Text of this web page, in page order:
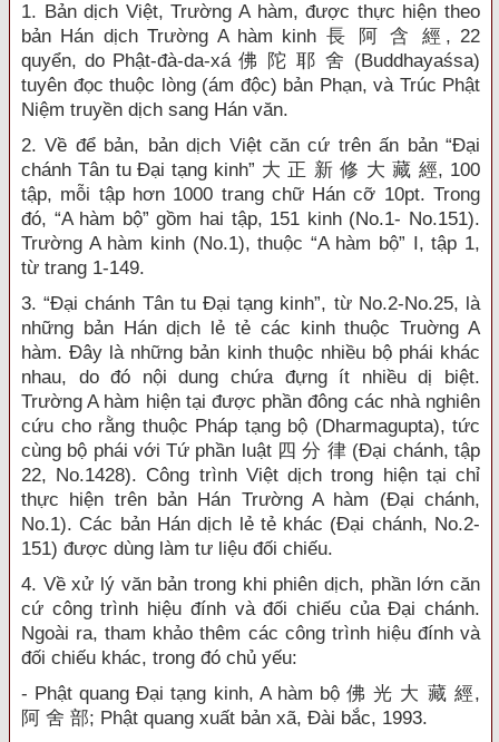
1. Bản dịch Việt, Trường A hàm, được thực hiện theo
bản Hán dịch Trường A hàm kinh 長 阿 含 經, 22
quyển, do Phật-đà-da-xá 佛 陀 耶 舍 (Buddhayaśsa)
tuyên đọc thuộc lòng (ám độc) bản Phạn, và Trúc Phật
Niệm truyền dịch sang Hán văn.
2. Về để bản, bản dịch Việt căn cứ trên ấn bản “Đại
chánh Tân tu Đại tạng kinh” 大 正 新 修 大 藏 經, 100
tập, mỗi tập hơn 1000 trang chữ Hán cỡ 10pt. Trong
đó, “A hàm bộ” gồm hai tập, 151 kinh (No.1- No.151).
Trường A hàm kinh (No.1), thuộc “A hàm bộ” I, tập 1,
từ trang 1-149.
3. “Đại chánh Tân tu Đại tạng kinh”, từ No.2-No.25, là
những bản Hán dịch lẻ tẻ các kinh thuộc Truờng A
hàm. Đây là những bản kinh thuộc nhiều bộ phái khác
nhau, do đó nội dung chứa đựng ít nhiều dị biệt.
Trường A hàm hiện tại được phần đông các nhà nghiên
cứu cho rằng thuộc Pháp tạng bộ (Dharmagupta), tức
cùng bộ phái với Tứ phần luật 四 分 律 (Đại chánh, tập
22, No.1428). Công trình Việt dịch trong hiện tại chỉ
thực hiện trên bản Hán Trường A hàm (Đại chánh,
No.1). Các bản Hán dịch lẻ tẻ khác (Đại chánh, No.2-
151) được dùng làm tư liệu đối chiếu.
4. Về xử lý văn bản trong khi phiên dịch, phần lớn căn
cứ công trình hiệu đính và đối chiếu của Đại chánh.
Ngoài ra, tham khảo thêm các công trình hiệu đính và
đối chiếu khác, trong đó chủ yếu:
- Phật quang Đại tạng kinh, A hàm bộ 佛 光 大 藏 經,
阿 舍 部; Phật quang xuất bản xã, Đài bắc, 1993.